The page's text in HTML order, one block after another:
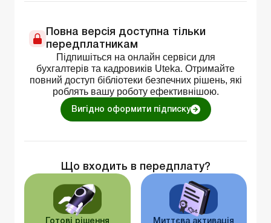
Повна версія доступна тільки
передплатникам
Підпишіться на онлайн сервіси для
бухгалтерів та кадровиків Uteka. Отримайте
повний доступ бібліотеки безпечних рішень, які
роблять вашу роботу ефективнішою.
Вигідно оформити підписку
Що входить в передплату?